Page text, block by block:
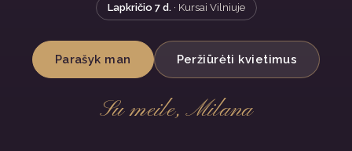
Lapkričio 7 d. · Kursai Vilniuje
Parašyk man Peržiūrėti kvietimus
Su meile, Milana